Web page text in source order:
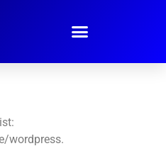
wordpress.